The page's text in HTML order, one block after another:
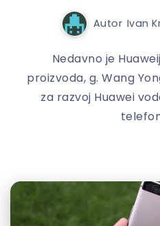
Autor Ivan
Nedavno je
proizvoda, g. Wang
za razvoj Huawei